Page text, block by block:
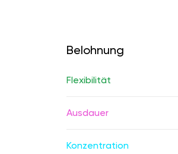
Belohnung
Flexibilität
Ausdauer
Konzentration